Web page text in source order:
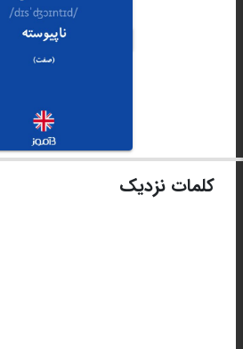
کلمات نزدیک